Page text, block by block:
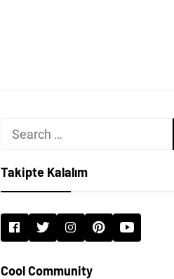
Search
Takipte Kalalım
Cool Community